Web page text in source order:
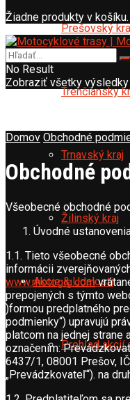
Prešovský
Trenčiansky
Trnavský kraj
Žilinský kraj
Akcie & Udalosti
Prehľad akcií
Žiadne produkty v košíku.
No Result
Zobraziť všetky výsledky
Domov Obchodné
Obchodné
Všeobecné obchodné
Úvodné
1.1. Tieto všeobecné
informácii
www.motogig.com
prepojených s týmto
)formou predplatného
podmienky“) upravujú
platcom na jednej strane
označením:
6437/1, 08001 Prešov,
„Prevádzkovateľ“). na